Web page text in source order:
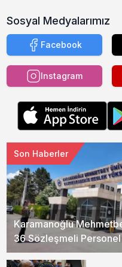
Sosyal Medyalarımız
Facebook
Instagram
Karamanoğlu
36 Sözleşmeli Personel
Son Haberler